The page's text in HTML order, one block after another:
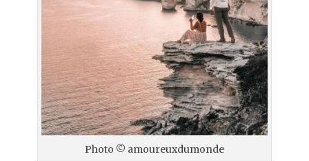
Photo © amoureuxdumonde